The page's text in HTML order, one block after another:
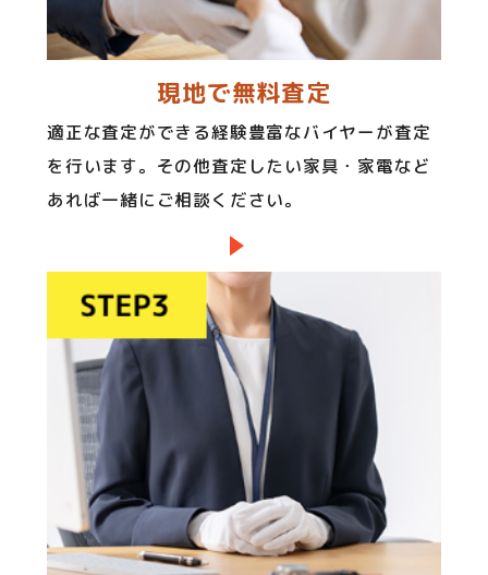
現地で無料査定
適正な査定ができる経験豊富なバイヤーが査定
を行います。その他査定したい家具・家電など
あれば一緒にご相談ください。